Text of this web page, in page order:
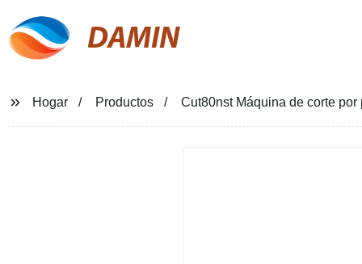
DAMIN
Hogar Productos Cut80nst Máquina de corte